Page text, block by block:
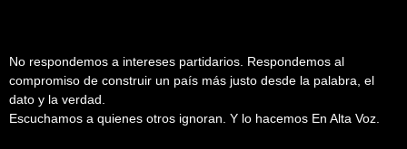
No respondemos a intereses partidarios. Respondemos al
compromiso de construir un país más justo desde la palabra, el
dato y la verdad.
Escuchamos a quienes otros ignoran. Y lo hacemos En Alta Voz.